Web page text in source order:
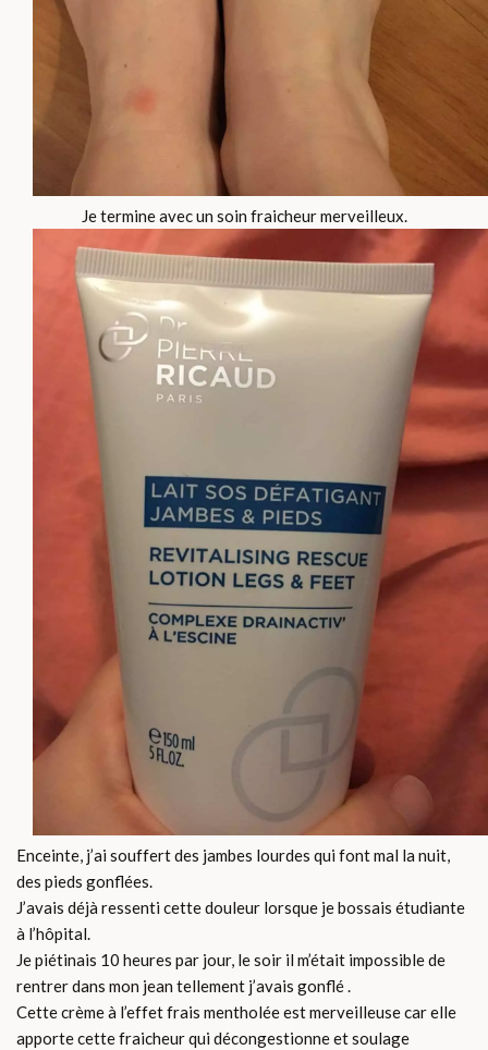
Je termine avec un soin fraicheur merveilleux.
Enceinte, j’ai souffert des jambes lourdes qui font mal la nuit,
des pieds gonflées.
J’avais déjà ressenti cette douleur lorsque je bossais étudiante
à l’hôpital.
Je piétinais 10 heures par jour, le soir il m’était impossible de
rentrer dans mon jean tellement j’avais gonflé .
Cette crème à l’effet frais mentholée est merveilleuse car elle
apporte cette fraicheur qui décongestionne et soulage